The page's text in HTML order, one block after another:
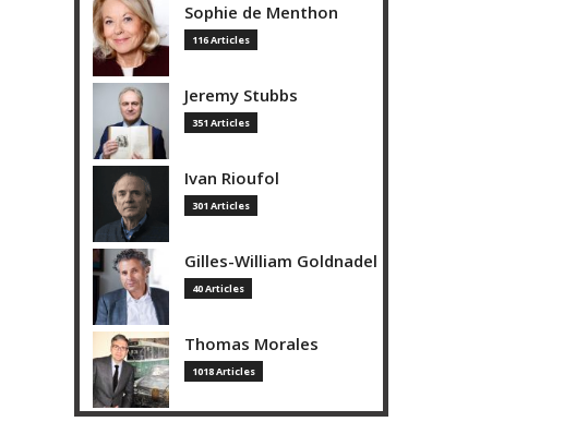
Sophie de Menthon
116 Articles
Jeremy Stubbs
351 Articles
Ivan Rioufol
301 Articles
Gilles-William Goldnadel
40 Articles
Thomas Morales
1018 Articles